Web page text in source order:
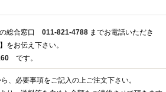
総合窓口 011-821-4788 までお電話いただき
をお伝え下さい。
です。
、必要事項をご記入の上ご注文下さい。